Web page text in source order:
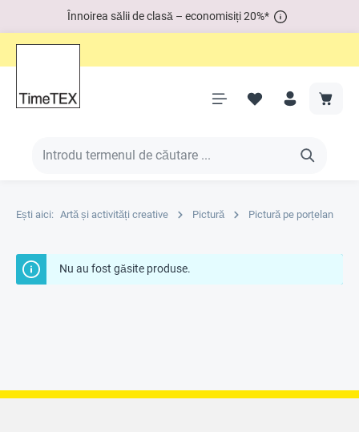
Înnoirea sălii de clasă – economisiți 20%*
Ești aici: Artă și activități creative Pictură Pictură pe porțelan
Nu au fost găsite produse.